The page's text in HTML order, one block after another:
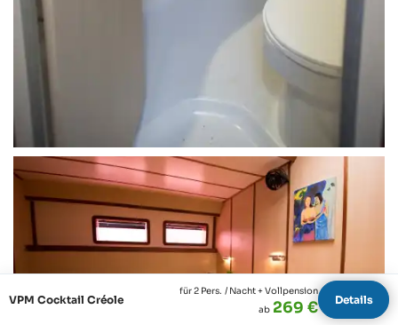
VPM Cocktail Créole
für 2 Pers. / Nacht + Vollpension
ab 269 € Details